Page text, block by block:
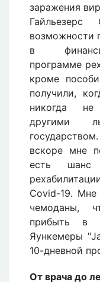
заражения
возможности
в
программе
кроме
получили,
никогда не
другими
вскоре мне
есть шанс
Covid-19. Мне
чемоданы,
прибыть в
Яункемеры
10-дневной
От врача до